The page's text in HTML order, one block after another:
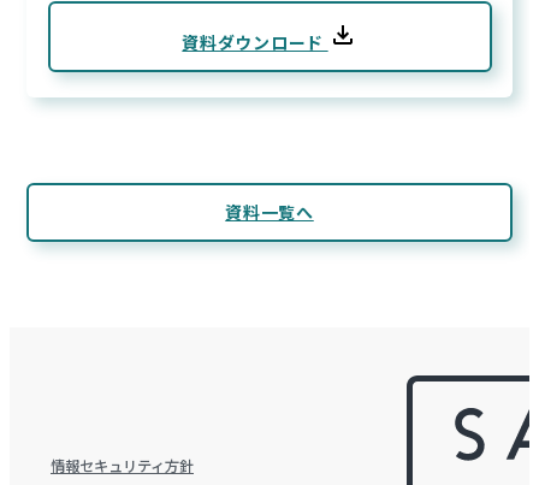
資料ダウンロード
資料一覧へ
情報セキュリティ方針